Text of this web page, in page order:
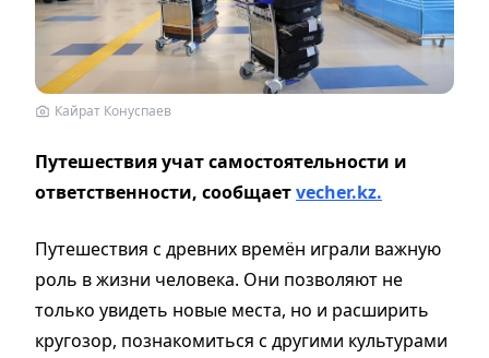
Кайрат Конуспаев
Путешествия учат самостоятельности и
ответственности, сообщаетvecher.kz.
Путешествия с древних времён играли важную
роль в жизни человека. Они позволяют не
только увидеть новые места, но и расширить
кругозор, познакомиться с другими культурами